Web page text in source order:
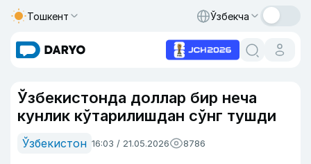
Тошкент Ўзбекча
Ўзбекистонда доллар бир неча
кунлик кўтарилишдан сўнг тушди
Ўзбекистон 16:03 / 21.05.2026 8786